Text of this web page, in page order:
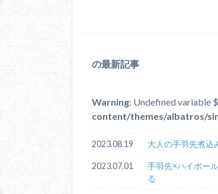
の最新記事
Warning: Undefined variable
content/themes/albatros/
2023.08.19 大人の手羽先煮込
2023.07.01
手羽先×ハイボー
る